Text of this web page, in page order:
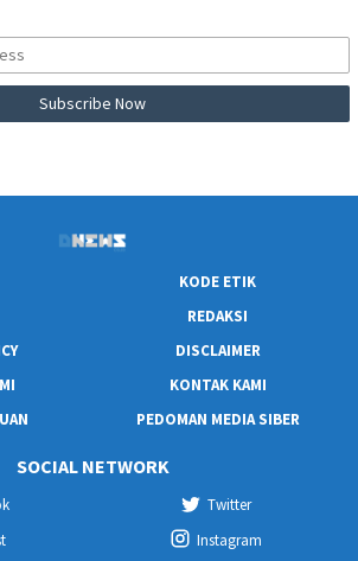
KODE ETIK
REDAKSI
DISCLAIMER
KONTAK KAMI
PEDOMAN MEDIA SIBER
SOCIAL NETWORK
Twitter
Instagram